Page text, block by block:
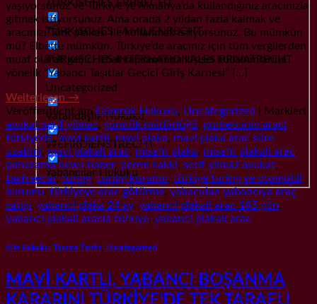
TÜRKISCHES ERBRECHT
TÜRKISCHES FAMILIENRECHT
TÜRKISCHES INTERNATIONALES PRIVATRECHT
Uncategorized
Vatandaşlık Hukuku
WEHRDIENSTRECHT
Yabancılar Hukuku
yaşıyorsunuz ve Türkiye’ye Almanya’da kullandığınız aracınızla
gitmek istiyorsunuz. Ama orada 2 yıldan fazla kalmak ve
aracınızı Türk plakası ile kullanmak istiyorsunuz. Bu mümkün
mü? Elbette mümkün. Türkiye’de aracınız için tüm vergilerden
muaf olarak geçici ithal kapsamında kişisel kullanımlarına
yönelik “Yabancı Taşıtlar Geçici Giriş Karnesi” […]
Weiterlesen →
Veröffentlicht amGümrük Hukuku, Uncategorized
Markiert
avukat serif yilmaz, gümrük müdürlüğü, gurbetcinin araci
türkiyede,mavi kartli,mavi plaka, mavi plaka arac süre
uzatimi, mavi plakali arac,misafir plaka, misafir plakali arac,
panorama news haber, permi hakki, serif yilmaz avukat,
taxfreecar,turing, turing kurumu, türkiye turing ve otomobil
kurumu,türkiyeye arac götürme,yabacıdan yabancıya araç
satışı, yabanci plaka 24 ay, yabanci plakali arac 185 gün,
yabanci plakali aracla türkiye, yabanci plakalı arac
Aile Hukuku Tanıma Tenfiz Uncategorized
MAVİ KARTLI, YABANCI BOŞANMA
KARARINI TÜRKİYE’DE TEK TARAFLI